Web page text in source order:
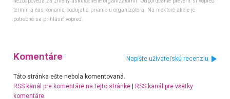
termín a čas konania podujatia priamo u organizátora. Na niektoré akcie je
potrebné sa prihlásiť vopred.
Komentáre Napíšte užívateľskú recenziu
Táto stránka ešte nebola komentovaná.
RSS kanál pre komentáre na tejto stránke|
RSS kanál pre všetky
komentáre